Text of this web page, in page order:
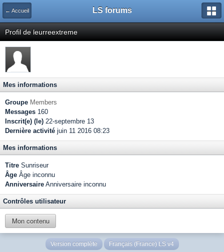
← Accueil LS forums
Profil de leurreextreme
Mes informations
Groupe Members
Messages 160
Inscrit(e) (le) 22-septembre 13
Dernière activité juin 11 2016 08:23
Mes informations
Titre Sunriseur
Âge Âge inconnu
Anniversaire Anniversaire inconnu
Contrôles utilisateur
Mon contenu
Version complète Français (France) LS v4